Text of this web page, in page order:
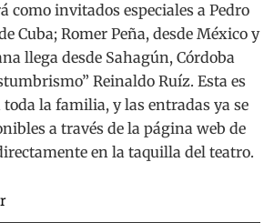
como invitados especiales a Pedro
Cuba; Romer Peña, desde México y
llega desde Sahagún, Córdoba
Reinaldo Ruíz. Esta es
la familia, y las entradas ya se
a través de la página web de
en la taquilla del teatro.